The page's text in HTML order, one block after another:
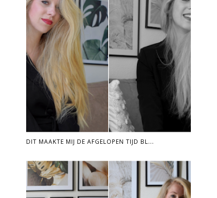
DIT MAAKTE MIJ DE AFGELOPEN TIJD BL...